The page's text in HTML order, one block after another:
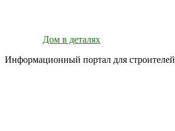
Дом в деталях
Информационный портал для строителей